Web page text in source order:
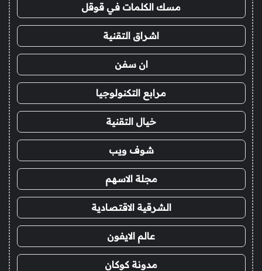
مسك الكلمات في قوقل
اشراق التقنية
ان سفن
مرابع التكنولوجيا
خيال التقنية
شوف ويب
مجلة الاسهم
الشرقية الاقتصادية
عالم الايفون
مدونة كوكان